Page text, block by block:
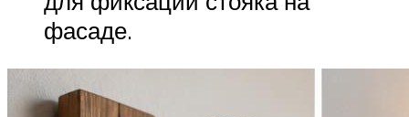
фасаде.